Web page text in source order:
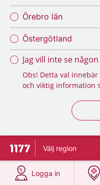
Örebro län
Östergötland
Jag vill inte se
Obs! Detta val
och viktig information
Till startsidan för 1177
Välj region
Logga in
på 1177.se